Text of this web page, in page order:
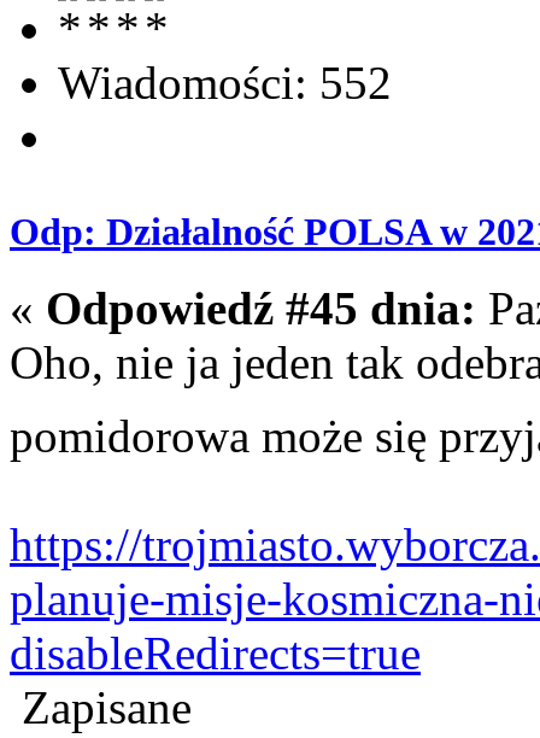
Wiadomości: 552
Odp: Działalność POLSA w
« Odpowiedź #45 dnia:
Oho, nie ja jeden tak
pomidorowa może się
https://
planuje-misje-kosmiczna-
disableRedirects=true
Zapisane